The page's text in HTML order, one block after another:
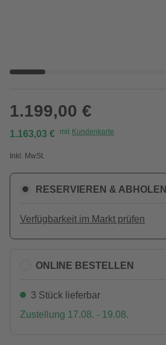
1.199,00 €
1.163,03 € mit Kundenkarte
Inkl. MwSt.
RESERVIEREN & ABHOLEN
Verfügbarkeit im Markt prüfen
ONLINE BESTELLEN
3 Stück lieferbar
Zustellung 17.08. - 19.08.